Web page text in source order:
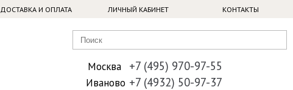
ДОСТАВКА И ОПЛАТА ЛИЧНЫЙ КАБИНЕТ КОНТАКТЫ
Москва +7 (495) 970-97-55
Иваново +7 (4932) 50-97-37